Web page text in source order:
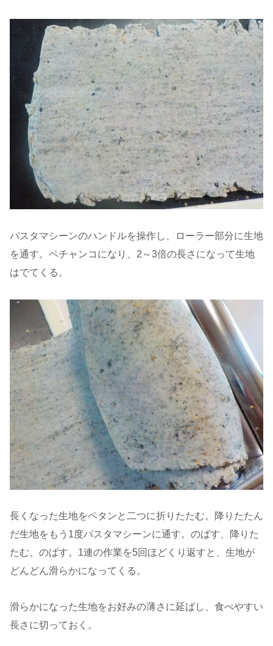
パスタマシーンのハンドルを操作し、ローラー部分に生地
を通す。ペチャンコになり、2～3倍の長さになって生地
はでてくる。
長くなった生地をペタンと二つに折りたたむ。降りたたん
だ生地をもう1度パスタマシーンに通す。のばす、降りた
たむ、のばす。1連の作業を5回ほどくり返すと、生地が
どんどん滑らかになってくる。
滑らかになった生地をお好みの薄さに延ばし、食べやすい
長さに切っておく。